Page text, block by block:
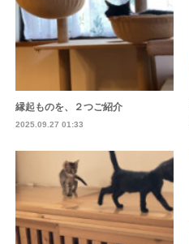
縁起ものを、２つご紹介
2025.09.27 01:33